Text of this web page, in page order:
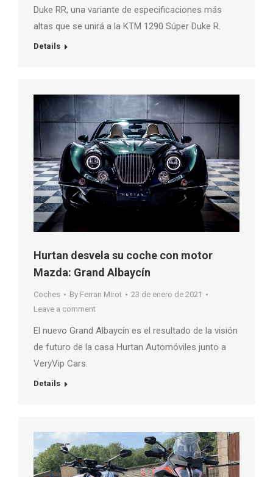
Duke RR, una variante de especificaciones más
altas que se unirá a la KTM 1290 Súper Duke R.
Details
Hurtan desvela su coche con motor
Mazda: Grand Albaycín
Coches By Ferran Mirot
23 de enero de 2021
Leave a comment
El nuevo Grand Albaycín es el resultado de la visión
de futuro de la casa Hurtan Automóviles junto a
VeryVip Cars.
Details